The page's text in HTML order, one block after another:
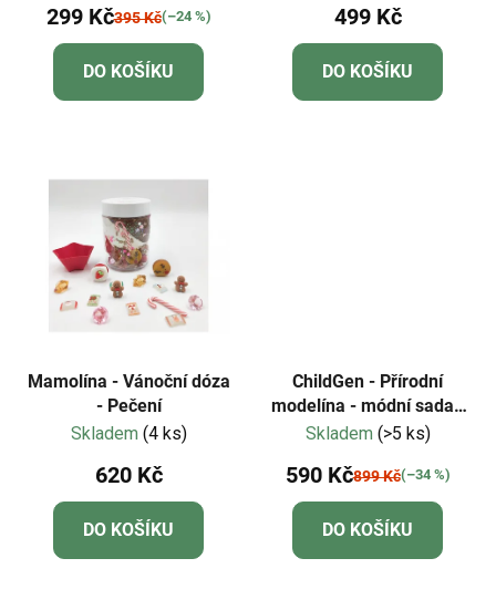
299 Kč395 Kč(–24 %)
DO KOŠÍKU
499 Kč
DO KOŠÍKU
Mamolína - Vánoční dóza
- Pečení
Skladem (4 ks)
620 Kč
DO KOŠÍKU
ChildGen - Přírodní
modelína - módní sada -
pro mladé návrháře!
Skladem (>5 ks)
590 Kč899 Kč(–34 %)
DO KOŠÍKU